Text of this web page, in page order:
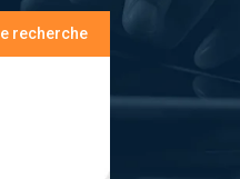
recherche